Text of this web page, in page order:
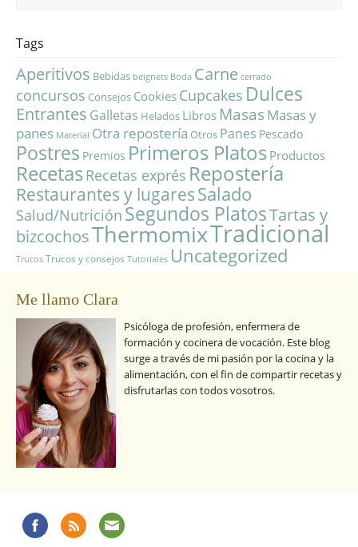
Tags
Aperitivos Bebidas beignets Boda Carne cerrado
concursos Consejos Cookies Cupcakes Dulces
Entrantes Galletas Helados Libros Masas Masas y
panes Material Otra repostería Otros Panes Pescado
Postres Premios Primeros Platos Productos
RecetasRecetas exprés Repostería
Restaurantes y lugaresSalado
Salud/NutriciónSegundos PlatosTartas y
bizcochosThermomixTradicional
Trucos Trucos y consejos Tutoriales Uncategorized
Me llamo Clara
Psicóloga de profesión, enfermera de
formación y cocinera de vocación. Este blog
surge a través de mi pasión por la cocina y la
alimentación, con el fin de compartir recetas y
disfrutarlas con todos vosotros.